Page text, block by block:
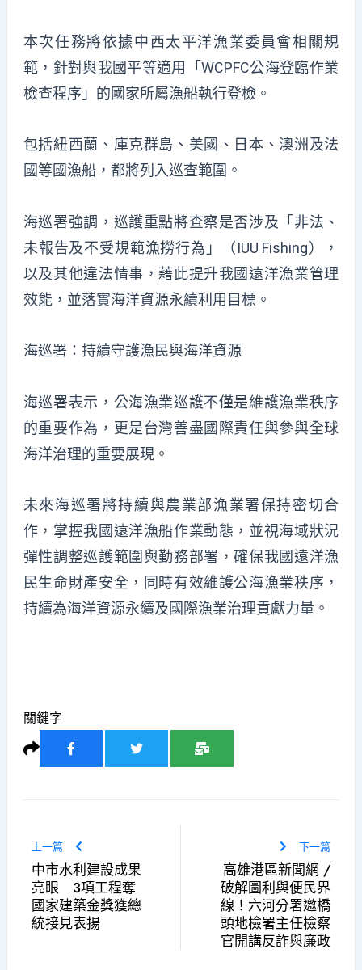
本次任務將依據中西太平洋漁業委員會相關規
範，針對與我國平等適用「WCPFC公海登臨作業
檢查程序」的國家所屬漁船執行登檢。
包括紐西蘭、庫克群島、美國、日本、澳洲及法
國等國漁船，都將列入巡查範圍。
海巡署強調，巡護重點將查察是否涉及「非法、
未報告及不受規範漁撈行為」（IUU Fishing），
以及其他違法情事，藉此提升我國遠洋漁業管理
效能，並落實海洋資源永續利用目標。
海巡署：持續守護漁民與海洋資源
海巡署表示，公海漁業巡護不僅是維護漁業秩序
的重要作為，更是台灣善盡國際責任與參與全球
海洋治理的重要展現。
未來海巡署將持續與農業部漁業署保持密切合
作，掌握我國遠洋漁船作業動態，並視海域狀況
彈性調整巡護範圍與勤務部署，確保我國遠洋漁
民生命財產安全，同時有效維護公海漁業秩序，
持續為海洋資源永續及國際漁業治理貢獻力量。
關鍵字
上一篇
中市水利建設成果
亮眼 3項工程奪
國家建築金獎獲總
統接見表揚
下一篇
高雄港區新聞網 /
破解圖利與便民界
線！六河分署邀橋
頭地檢署主任檢察
官開講反詐與廉政